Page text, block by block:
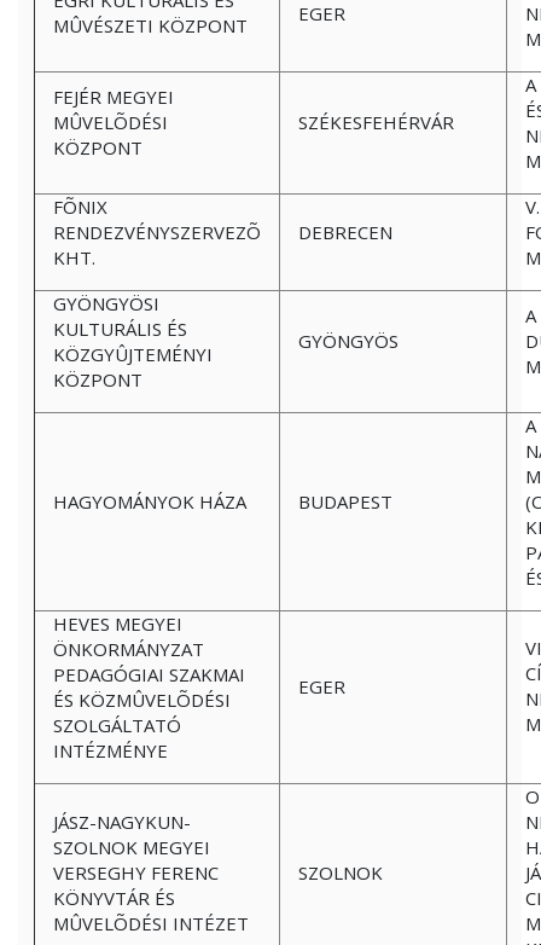
MÛVÉSZETI KÖZPONT
EGER
FEJÉR MEGYEI
MÛVELÕDÉSI
KÖZPONT
SZÉKESFEHÉRVÁR
A
FÕNIX
RENDEZVÉNYSZERVEZÕ
KHT.
DEBRECEN
GYÖNGYÖSI
KULTURÁLIS ÉS
KÖZGYÛJTEMÉNYI
KÖZPONT
GYÖNGYÖS
A
HAGYOMÁNYOK HÁZA BUDAPEST
A
HEVES MEGYEI
ÖNKORMÁNYZAT
PEDAGÓGIAI SZAKMAI
ÉS KÖZMÛVELÕDÉSI
SZOLGÁLTATÓ
INTÉZMÉNYE
EGER
JÁSZ-NAGYKUN-
SZOLNOK MEGYEI
VERSEGHY FERENC
KÖNYVTÁR ÉS
MÛVELÕDÉSI INTÉZET
SZOLNOK